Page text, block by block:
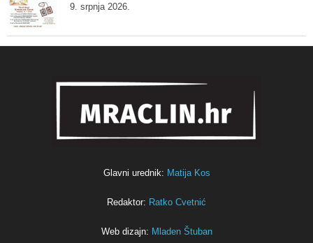
9. srpnja 2026.
Glavni urednik: Matija Kos
Redaktor: Ratko Cvetnić
Web dizajn: Mladen Štuban